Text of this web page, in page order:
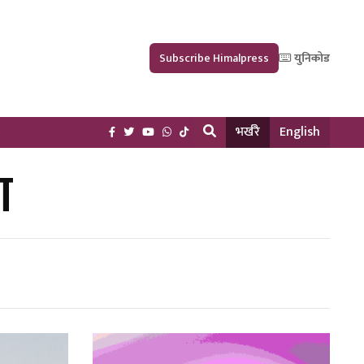
Subscribe Himalpress युनिकोड
भर्खरै English